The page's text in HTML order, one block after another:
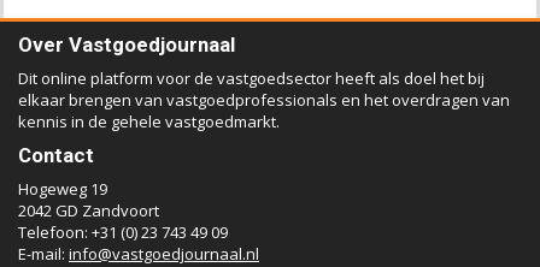
Over Vastgoedjournaal
Dit online platform voor de vastgoedsector heeft als doel het bij
elkaar brengen van vastgoedprofessionals en het overdragen van
kennis in de gehele vastgoedmarkt.
Contact
Hogeweg 19
2042 GD Zandvoort
Telefoon: +31 (0) 23 743 49 09
E-mail: info@vastgoedjournaal.nl